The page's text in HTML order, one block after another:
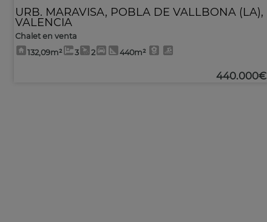
URB. MARAVISA, POBLA DE VALLBONA (LA),
VALENCIA
Chalet en venta
132,09m²
3 2 440m²
440.000€